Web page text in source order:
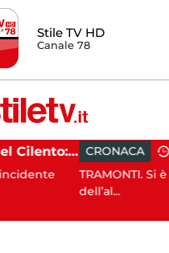
Stile TV HD
Canale 78
Incidente agricolo nel Cilento: trattore si ribalta, muore 71enne CRONACA 15:14
TRAMONTI. Si è conclusa